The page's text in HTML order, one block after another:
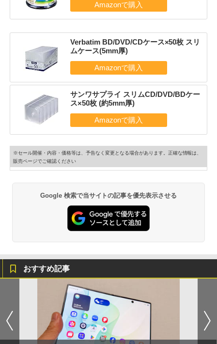
Verbatim BD/DVD/CDケース×50枚 スリ
ムケース(5mm厚)
サンワサプライ スリムCD/DVD/BDケー
ス×50枚 (約5mm厚)
※セール開催・内容・価格等は、予告なく変更となる場合があります。正確な情報は、
販売ページでご確認ください
Google 検索で当サイトの記事を優先表示させる
おすすめ記事